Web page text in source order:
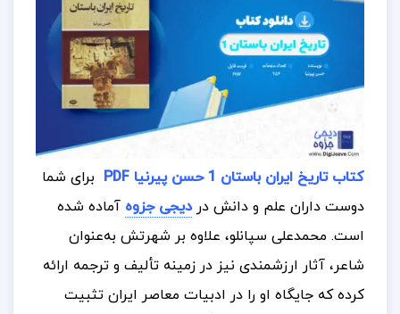
کتاب تاریخ ایران باستان 1 حسن پیرنیا PDF
برای شما
دوست داران علم و دانش دردیجی جزوه آماده شده
است. محمدعلی سپانلو، علاوه بر شهرتش به‌عنوان
شاعر، آثار ارزشمندی نیز در زمینه تألیف و ترجمه ارائه
کرده که جایگاه او را در ادبیات معاصر ایران تثبیت